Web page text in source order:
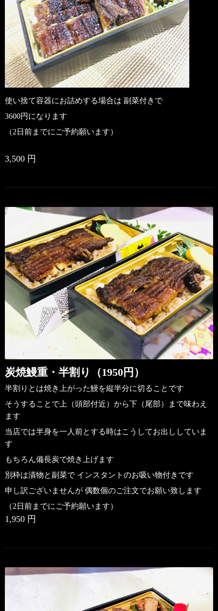
使い捨て容器にお詰めする場合は 副菜付きで
3600円になります
（2日前までにご予約願います）
3,500 円
炭焼鰻重・半割り（1950円）
半割りとは焼き上がった鰻を縦半分に切ることです
そうすることで上（頭部付近）から下（尾部）まで味わえ
ます
当店では半身を一人前とする時はこうしてお出ししていま
す
もちろん備長炭で焼き上げます
別枠は漬物と副菜で インスタントのお吸い物付きです
申し訳ございませんが 偶数個のご注文でお願い致します
（2日前までにご予約願います）
1,950 円